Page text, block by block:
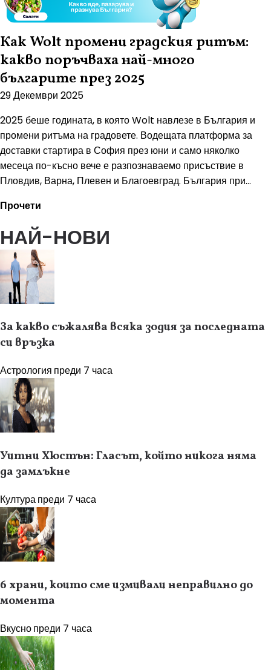
Как Wolt промени градския ритъм:
какво поръчваха най-много
българите през 2025
29 Декември 2025
2025 беше годината, в която Wolt навлезе в България и
промени ритъма на градовете. Водещата платформа за
доставки стартира в София през юни и само няколко
месеца по-късно вече е разпознаваемо присъствие в
Пловдив, Варна, Плевен и Благоевград. България при...
Прочети
НАЙ-НОВИ
За какво съжалява всяка зодия за последната
си връзка
Астрология преди 7 часа
Уитни Хюстън: Гласът, който никога няма
да замлъкне
Културапреди 7 часа
6 храни, които сме измивали неправилно до
момента
Вкуснопреди 7 часа